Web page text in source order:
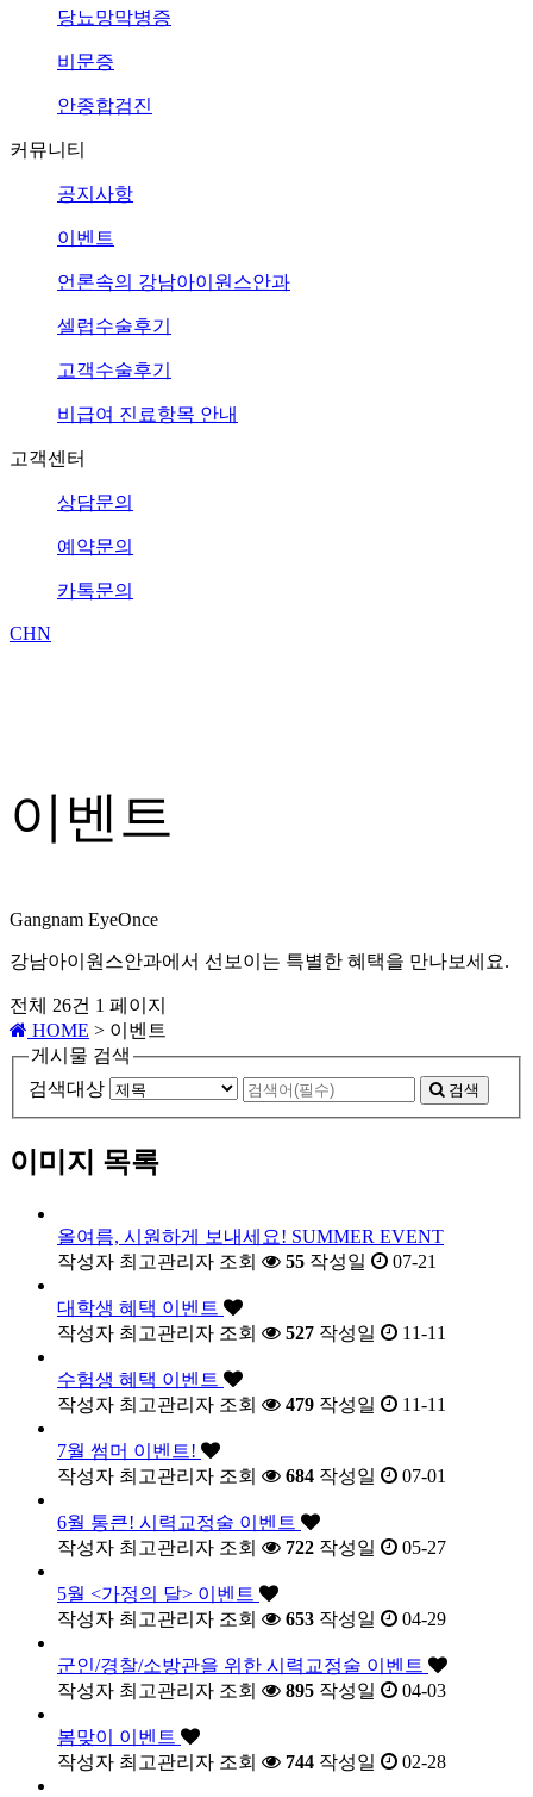
당뇨망막병증
비문증
안종합검진
커뮤니티
공지사항
이벤트
언론속의 강남아이원스안과
셀럽수술후기
고객수술후기
비급여 진료항목 안내
고객센터
상담문의
예약문의
카톡문의
CHN
이벤트
Gangnam EyeOnce
강남아이원스안과에서 선보이는 특별한 혜택을 만나보세요.
전체 26건 1 페이지
HOME > 이벤트
게시물 검색
검색대상
검색
이미지 목록
올여름, 시원하게 보내세요! SUMMER EVENT
작성자 최고관리자 조회 55 작성일 07-21
대학생 혜택 이벤트
작성자 최고관리자 조회 527 작성일 11-11
수험생 혜택 이벤트
작성자 최고관리자 조회 479 작성일 11-11
7월 썸머 이벤트!
작성자 최고관리자 조회 684 작성일 07-01
6월 통큰! 시력교정술 이벤트
작성자 최고관리자 조회 722 작성일 05-27
5월 <가정의 달> 이벤트
작성자 최고관리자 조회 653 작성일 04-29
군인/경찰/소방관을 위한 시력교정술 이벤트
작성자 최고관리자 조회 895 작성일 04-03
봄맞이 이벤트
작성자 최고관리자 조회 744 작성일 02-28